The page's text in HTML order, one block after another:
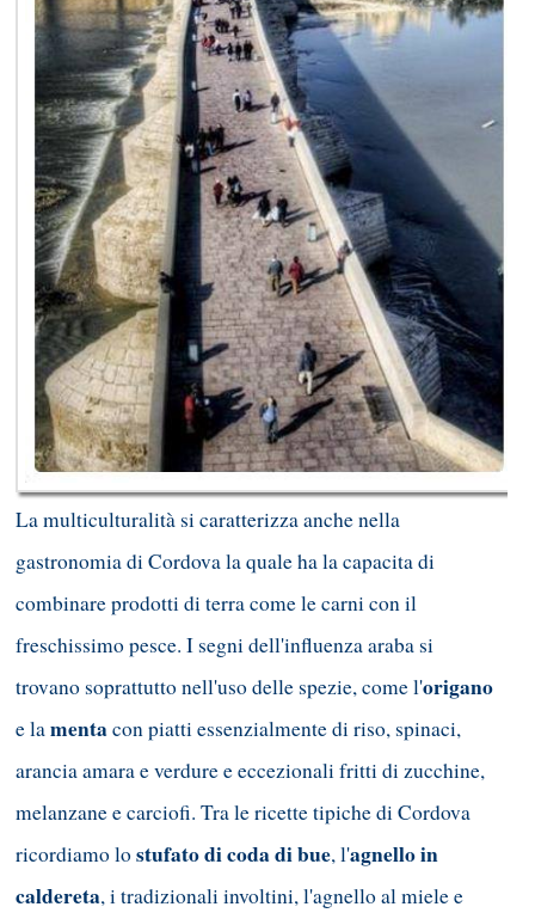
La multiculturalità si caratterizza anche nella
gastronomia di Cordova la quale ha la capacita di
combinare prodotti di terra come le carni con il
freschissimo pesce. I segni dell'influenza araba si
trovano soprattutto nell'uso delle spezie, come l'origano
e lamentacon piatti essenzialmente di riso, spinaci,
arancia amara e verdure e eccezionali fritti di zucchine,
melanzane e carciofi. Tra le ricette tipiche di Cordova
ricordiamo lostufato di coda di bue, l'agnello in
caldereta, i tradizionali involtini, l'agnello al miele e